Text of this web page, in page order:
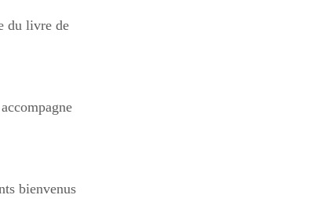
du livre de
bienvenus